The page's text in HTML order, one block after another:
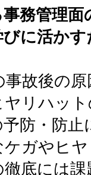
務管理
に活か
故後の
リハッ
防・防
ガやヒ
底には